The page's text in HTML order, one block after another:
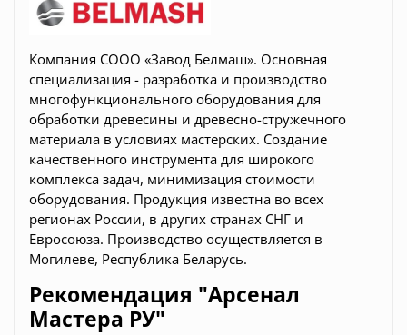
Компания СООО «Завод Белмаш». Основная
специализация - разработка и производство
многофункционального оборудования для
обработки древесины и древесно-стружечного
материала в условиях мастерских. Создание
качественного инструмента для широкого
комплекса задач, минимизация стоимости
оборудования. Продукция известна во всех
регионах России, в других странах СНГ и
Евросоюза. Производство осуществляется в
Могилеве, Республика Беларусь.
Рекомендация "Арсенал
Мастера РУ"